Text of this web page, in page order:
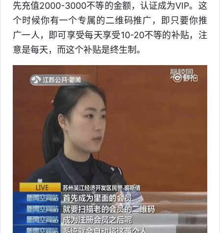
先充值2000-3000不等的金额，认证成为VIP。这
个时候你有一个专属的二维码推广，即只要你推
广一人，即可享受每天享受10-20不等的补贴，注
意是每天，而这个补贴是终生制。